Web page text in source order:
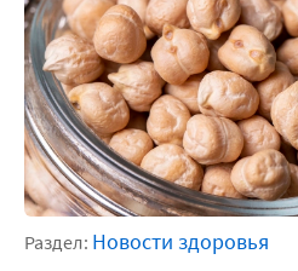
Раздел: Новости здоровья